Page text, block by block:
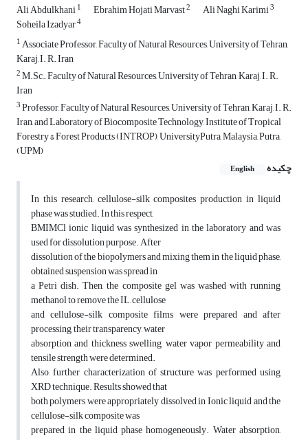
Ali Abdulkhani1 Ebrahim Hojati Marvast2 Ali Naghi Karimi3
Soheila Izadyar4
1Associate Professor, Faculty of Natural Resources, University of Tehran,
Karaj, I. R. Iran
2M.Sc., Faculty of Natural Resources, University of Tehran, Karaj, I. R.
Iran
3Professor, Faculty of Natural Resources, University of Tehran, Karaj, I. R.
Iran, and Laboratory of Biocomposite Technology, Institute of Tropical
Forestry & Forest Products (INTROP), UniversityPutra, Malaysia, Putra,
(UPM)
چکیده
English
In this research, cellulose-silk composites production in liquid
phase was studied. In this respect,
BMIMCl ionic liquid was synthesized in the laboratory and was
used for dissolution purpose. After
dissolution of the biopolymers and mixing them in the liquid phase,
obtained suspension was spread in
a Petri dish. Then, the composite gel was washed with running
methanol to remove the IL, cellulose
and cellulose-silk composite films were prepared and after
processing, their transparency, water
absorption and thickness swelling, water vapor permeability and
tensile strength were determined.
Also, further characterization of structure was performed using
XRD technique. Results showed that
both polymers were appropriately dissolved in Ionic liquid and the
cellulose-silk composite was
prepared in the liquid phase homogeneously. Water absorption,